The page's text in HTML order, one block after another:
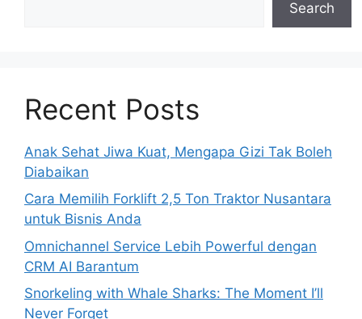
Search
Recent Posts
Anak Sehat Jiwa Kuat, Mengapa Gizi Tak Boleh
Diabaikan
Cara Memilih Forklift 2,5 Ton Traktor Nusantara
untuk Bisnis Anda
Omnichannel Service Lebih Powerful dengan
CRM AI Barantum
Snorkeling with Whale Sharks: The Moment I’ll
Never Forget